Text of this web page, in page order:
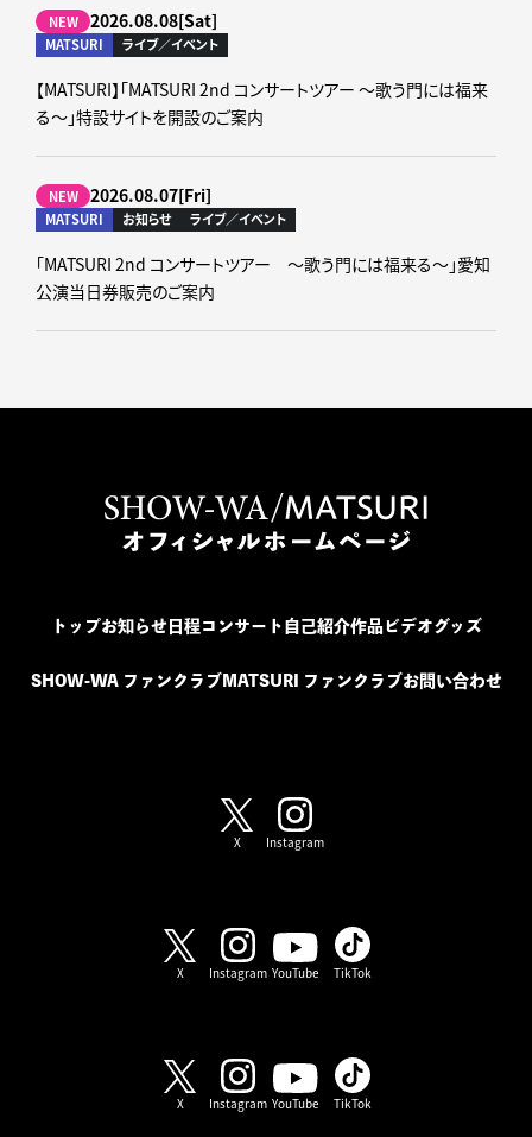
NEW 2026.08.08[Sat]
MATSURI ライブ／イベント
【MATSURI】「MATSURI 2nd コンサートツアー ～歌う門には福来
る～」特設サイトを開設のご案内
NEW 2026.08.07[Fri]
MATSURI お知らせ ライブ／イベント
「MATSURI 2nd コンサートツアー ～歌う門には福来る～」愛知
公演当日券販売のご案内
トップお知らせ日程コンサート 自己紹介作品ビデオグッズ
SHOW-WA ファンクラブ MATSURI ファンクラブ お問い合わせ
X Instagram
X Instagram YouTube TikTok
X Instagram YouTube TikTok